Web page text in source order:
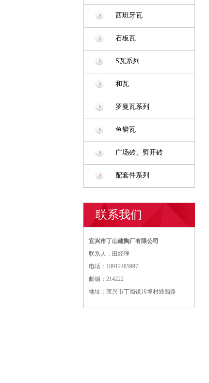
西班牙瓦
石板瓦
S瓦系列
和瓦
罗曼瓦系列
鱼鳞瓦
广场砖、劈开砖
配套件系列
联系我们
宜兴市丁山建陶厂有限公司
联系人：田经理
电话：18912485997
邮编：214222
地址：宜兴市丁蜀镇川埠村通蜀路